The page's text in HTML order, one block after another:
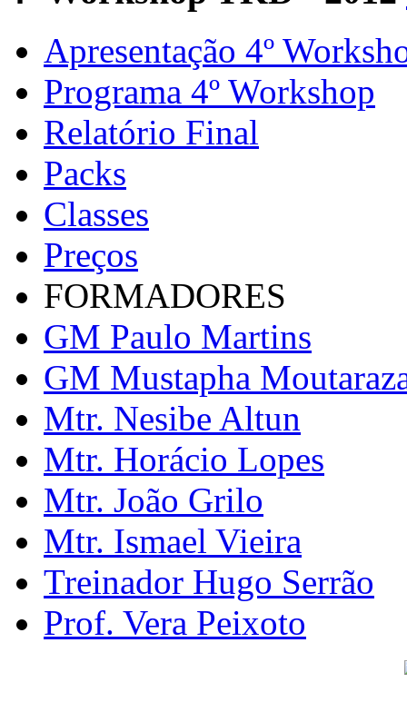
Apresentação 4º
Programa 4º Workshop
Relatório Final
Packs
Classes
Preços
FORMADORES
GM Paulo Martins
GM Mustapha
Mtr. Nesibe Altun
Mtr. Horácio Lopes
Mtr. João Grilo
Mtr. Ismael Vieira
Treinador Hugo Serrão
Prof. Vera Peixoto